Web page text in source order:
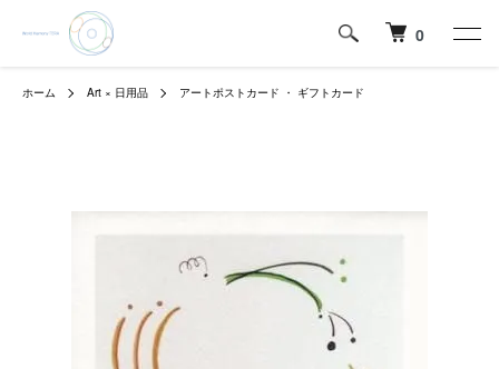
0
ホーム Art × 日用品 アートポストカード ・ ギフトカード